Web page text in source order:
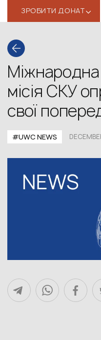
ЗРОБИТИ ДОНАТ‹
місія СКУ
свої
#UWC NEWS